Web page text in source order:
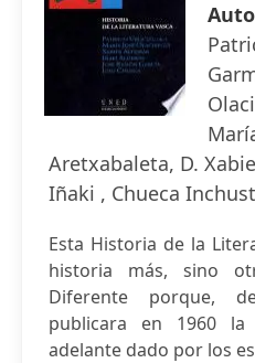
Aretxabaleta, D.
Iñaki , Chueca
Esta Historia de la
historia más, sino
Diferente porque,
publicara en 1960
adelante dado por los